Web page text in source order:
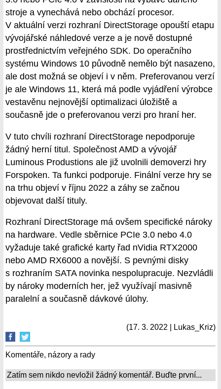
stroje a vynechává nebo obchází procesor.
V aktuální verzi rozhraní DirectStorage opouští etapu
vývojářské náhledové verze a je nově dostupné
prostřednictvím veřejného SDK. Do operačního
systému Windows 10 původně nemělo být nasazeno,
ale dost možná se objeví i v něm. Preferovanou verzí
je ale Windows 11, která má podle vyjádření výrobce
vestavěnu nejnovější optimalizaci úložiště a
současně jde o preferovanou verzi pro hraní her.
V tuto chvíli rozhraní DirectStorage nepodporuje
žádný herní titul. Společnost AMD a vývojář
Luminous Produstions ale již uvolnili demoverzi hry
Forspoken. Ta funkci podporuje. Finální verze hry se
na trhu objeví v říjnu 2022 a záhy se začnou
objevovat další tituly.
Rozhraní DirectStorage má ovšem specifické nároky
na hardware. Vedle sběrnice PCIe 3.0 nebo 4.0
vyžaduje také grafické karty řad nVidia RTX2000
nebo AMD RX6000 a novější. S pevnými disky
s rozhraním SATA novinka nespolupracuje. Nezvládli
by nároky moderních her, jež využívají masivně
paralelní a současně dávkové úlohy.
(17. 3. 2022 | Lukas_Kriz)
Komentáře, názory a rady
Zatím sem nikdo nevložil žádný komentář. Buďte první...